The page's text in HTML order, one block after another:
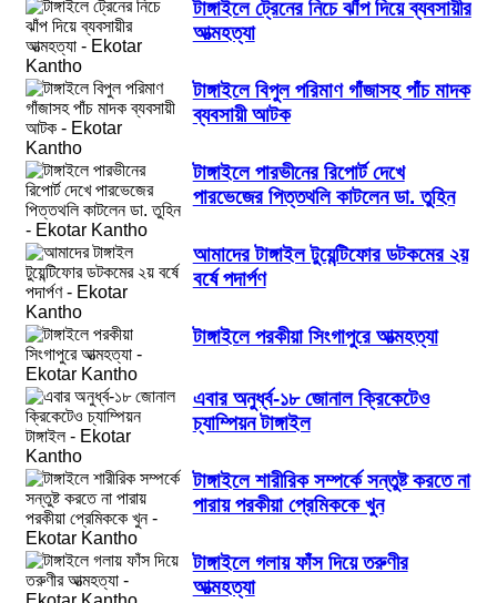
টাঙ্গাইলে ট্রেনের নিচে ঝাঁপ দিয়ে ব্যবসায়ীর
আত্মহত্যা
টাঙ্গাইলে বিপুল পরিমাণ গাঁজাসহ পাঁচ মাদক
ব্যবসায়ী আটক
টাঙ্গাইলে পারভীনের রিপোর্ট দেখে
পারভেজের পিত্তথলি কাটলেন ডা. তুহিন
আমাদের টাঙ্গাইল টুয়েন্টিফোর ডটকমের ২য়
বর্ষে পদার্পণ
টাঙ্গাইলে পরকীয়া সিংগাপুরে আত্মহত্যা
এবার অনুর্ধ্ব-১৮ জোনাল ক্রিকেটেও
চ্যাম্পিয়ন টাঙ্গাইল
টাঙ্গাইলে শারীরিক সম্পর্কে সন্তুষ্ট করতে না
পারায় পরকীয়া প্রেমিককে খুন
টাঙ্গাইলে গলায় ফাঁস দিয়ে তরুণীর
আত্মহত্যা